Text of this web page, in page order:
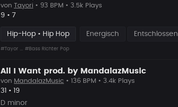
von Tayori • 93 BPM • 3.5k Plays
Likes
9 • Vorgeschlagen
7
Hip-Hop • Hip Hop Energisch Entschlossen
#Tayor ... #Bass Richter Pop
All I Want prod. by MandalazMusic
von MandalazMusic • 136 BPM • 3.4k Plays
Likes
31 • Vorgeschlagen
19
D minor